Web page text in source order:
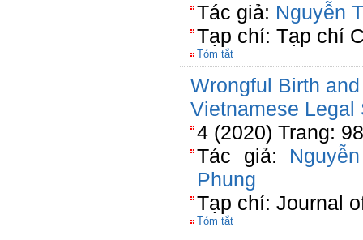
Tác giả: Nguyễn
Tạp chí: Tạp chí
Tóm tắt
Wrongful Birth
Vietnamese Legal
4 (2020) Trang:
Tác giả:
Phung
Tạp chí: Journal
Tóm tắt